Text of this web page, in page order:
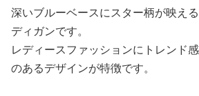
深いブルーベースにスター柄が映え
ディガンです。
レディースファッションにトレンド
のあるデザインが特徴です。